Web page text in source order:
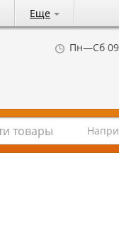
Еще
Пн—Сб